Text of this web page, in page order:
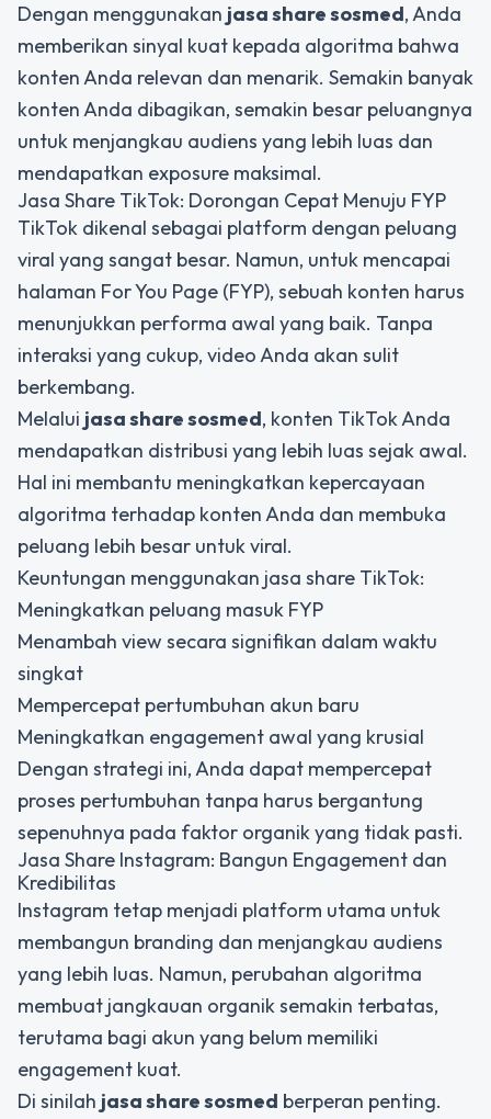
Dengan menggunakan jasa share sosmed, Anda
memberikan sinyal kuat kepada algoritma bahwa
konten Anda relevan dan menarik. Semakin banyak
konten Anda dibagikan, semakin besar peluangnya
untuk menjangkau audiens yang lebih luas dan
mendapatkan exposure maksimal.
Jasa Share TikTok: Dorongan Cepat Menuju FYP
TikTok dikenal sebagai platform dengan peluang
viral yang sangat besar. Namun, untuk mencapai
halaman For You Page (FYP), sebuah konten harus
menunjukkan performa awal yang baik. Tanpa
interaksi yang cukup, video Anda akan sulit
berkembang.
Melalui jasa share sosmed, konten TikTok Anda
mendapatkan distribusi yang lebih luas sejak awal.
Hal ini membantu meningkatkan kepercayaan
algoritma terhadap konten Anda dan membuka
peluang lebih besar untuk viral.
Keuntungan menggunakan jasa share TikTok:
Meningkatkan peluang masuk FYP
Menambah view secara signifikan dalam waktu
singkat
Mempercepat pertumbuhan akun baru
Meningkatkan engagement awal yang krusial
Dengan strategi ini, Anda dapat mempercepat
proses pertumbuhan tanpa harus bergantung
sepenuhnya pada faktor organik yang tidak pasti.
Jasa Share Instagram: Bangun Engagement dan
Kredibilitas
Instagram tetap menjadi platform utama untuk
membangun branding dan menjangkau audiens
yang lebih luas. Namun, perubahan algoritma
membuat jangkauan organik semakin terbatas,
terutama bagi akun yang belum memiliki
engagement kuat.
Di sinilah jasa share sosmed berperan penting.